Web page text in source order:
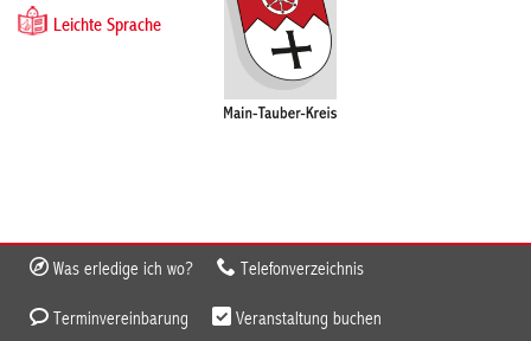
Leichte Sprache
Was erledige ich wo? Telefonverzeichnis
Terminvereinbarung Veranstaltung buchen